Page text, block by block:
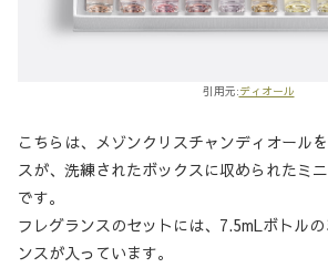
引用元:ディオール
こちらは、メゾンクリスチャンディオール
スが、洗練されたボックスに収められたミ
です。
フレグランスのセットには、7.5mLボトル
ンスが入っています。